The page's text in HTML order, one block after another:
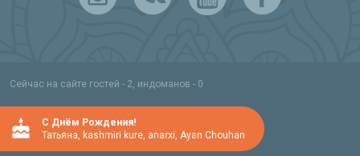
Сейчас на сайте гостей - 2, индоманов - 0
C Днём Рождения!
Татьяна, kashmiri kure, anarxi, Ayan Chouhan